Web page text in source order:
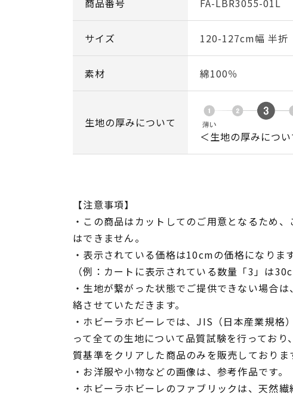
商品番号 FA-LBR3055-01L
サイズ 120-127cm幅 半折
素材 綿100％
生地の厚みについて
＜生地の厚みにつ
【注意事項】
・この商品はカットしてのご用意となるため
はできません。
・表示されている価格は10cmの価格になります
（例：カートに表示されている数量「3」は
・生地が繋がった状態でご提供できない場合
絡させていただきます。
・ホビーラホビーレでは、JIS（日本産業規格
って全ての生地について品質試験を行っており
質基準をクリアした商品のみを販売しておりま
・お洋服や小物などの画像は、参考作品です。
・ホビーラホビーレのファブリックは、天然